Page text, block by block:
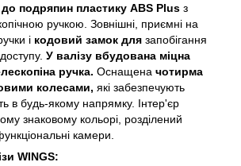
до подряпин пластику ABS Plus з
ручкою. Зовнішні, приємні на
і кодовий замок для запобігання
У валізу вбудована міцна
ручка. Оснащена чотирма
колесами, які забезпечують
в будь-якому напрямку. Інтер'єр
знаковому кольорі, розділений
камери.
WINGS: